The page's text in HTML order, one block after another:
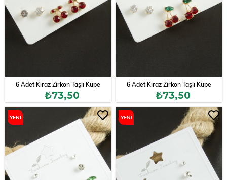
6 Adet Kiraz Zirkon Taşlı Küpe
₺73,50
6 Adet Kiraz Zirkon Taşlı Küpe
₺73,50
YENI YENI